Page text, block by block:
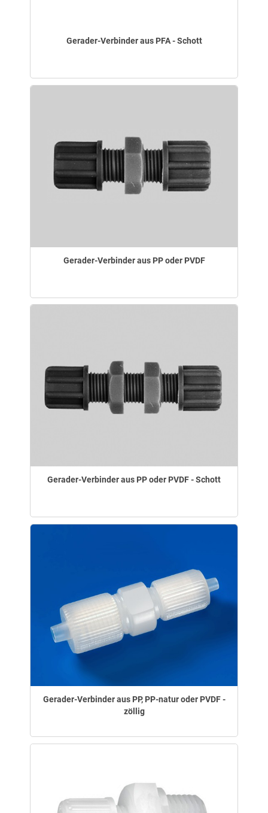
Gerader-Verbinder aus PFA - Schott
Gerader-Verbinder aus PP oder PVDF
Gerader-Verbinder aus PP oder PVDF - Schott
Gerader-Verbinder aus PP, PP-natur oder PVDF -
zöllig